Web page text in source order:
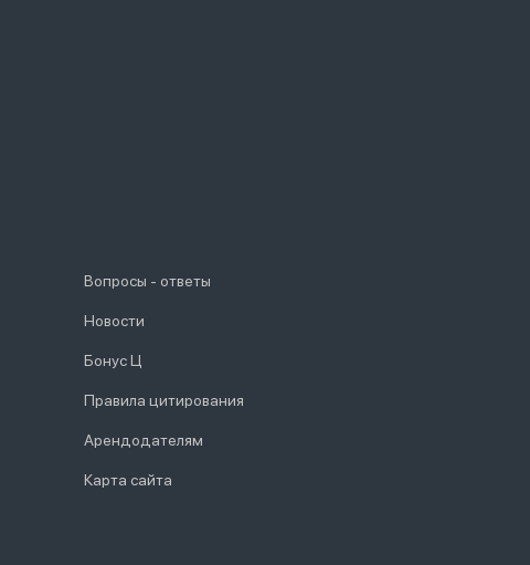
Вопросы - ответы
Новости
Бонус Ц
Правила цитирования
Арендодателям
Карта сайта